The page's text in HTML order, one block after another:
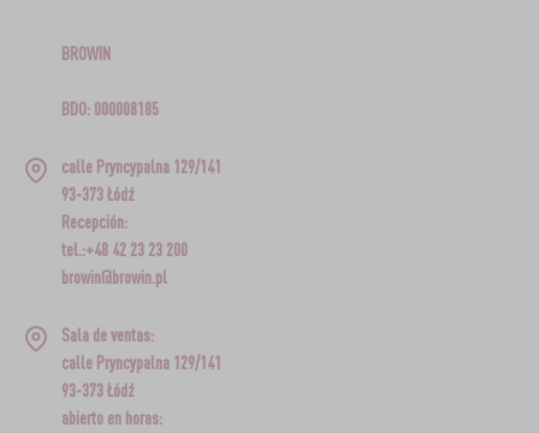
BROWIN
BDO: 000008185
calle Pryncypalna 129/141
93-373 Łódź
Recepción:
tel.:+48 42 23 23 200
browin@browin.pl
Sala de ventas:
calle Pryncypalna 129/141
93-373 Łódź
abierto en horas: